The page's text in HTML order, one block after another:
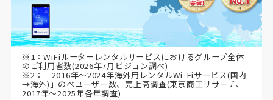
※1：WiFiルーターレンタルサービスにおけるグループ全体
のご利用者数(2026年7月ビジョン調べ)
※2：「2016年～2024年海外用レンタルWi-Fiサービス(国内
→海外)」のべユーザー数、売上高調査(東京商工リサーチ、
2017年～2025年各年調査)